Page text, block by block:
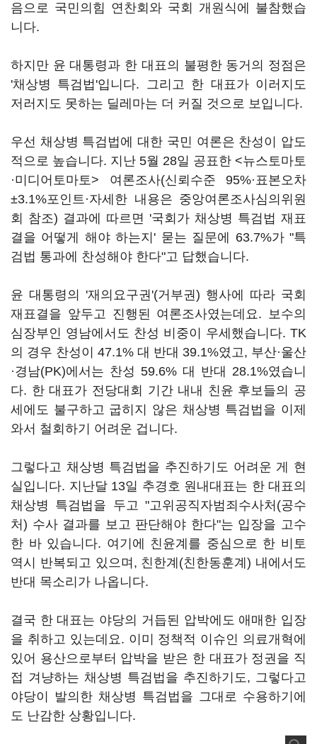
음으로 국민의힘 연찬회와 국회 개원식에 불참했습
니다.
하지만 윤 대통령과 한 대표의 불평한 동거의 정점은
'채상병 특검법'입니다. 그리고 한 대표가 이러지도
저러지도 못하는 딜레마는 더 커질 것으로 보입니다.
우선 채상병 특검법에 대한 국민 여론은 찬성이 압도
적으로 높습니다. 지난 5월 28일 공표한 <뉴스토마토
·미디어토마토> 여론조사(신뢰수준 95%·표본오차
±3.1%포인트·자세한 내용은 중앙여론조사심의위원
회 참조) 결과에 따르면 '국회가 채상병 특검법 재표
결을 어떻게 해야 하는지' 묻는 질문에 63.7%가 "특
검법 통과에 찬성해야 한다"고 답했습니다.
윤 대통령의 '재의요구권'(거부권) 행사에 따라 국회
재표결을 앞두고 진행된 여론조사였는데요. 보수의
심장부인 영남에서도 찬성 비중이 우세했습니다. TK
의 경우 찬성이 47.1% 대 반대 39.1%였고, 부산·울산
·경남(PK)에서는 찬성 59.6% 대 반대 28.1%였습니
다. 한 대표가 전당대회 기간 내내 친윤 후보들의 공
세에도 불구하고 굽히지 않은 채상병 특검법을 이제
와서 철회하기 어려운 겁니다.
그렇다고 채상병 특검법을 추진하기도 어려운 게 현
실입니다. 지난달 13일 추경호 원내대표는 한 대표의
채상병 특검법을 두고 "고위공직자범죄수사처(공수
처) 수사 결과를 보고 판단해야 한다"는 입장을 고수
한 바 있습니다. 여기에 친윤계를 중심으로 한 비토
역시 반복되고 있으며, 친한계(친한동훈계) 내에서도
반대 목소리가 나옵니다.
결국 한 대표는 야당의 거듭된 압박에도 애매한 입장
을 취하고 있는데요. 이미 정책적 이슈인 의료개혁에
있어 용산으로부터 압박을 받은 한 대표가 정권을 직
접 겨냥하는 채상병 특검법을 추진하기도, 그렇다고
야당이 발의한 채상병 특검법을 그대로 수용하기에
도 난감한 상황입니다.